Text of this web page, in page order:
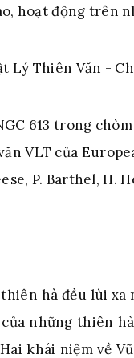
hoạt động trên
613 trong
VLT của
P. Barthel, H.
hà đều lùi
những thiên
khái niệm về